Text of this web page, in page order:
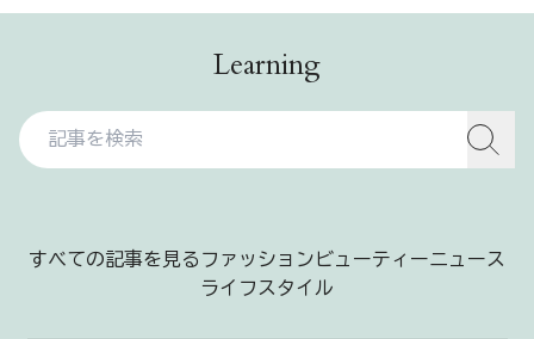
Learning
すべての記事を見る ファッションビューティーニュース
ライフスタイル